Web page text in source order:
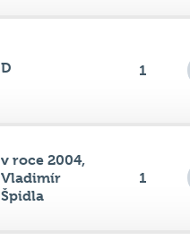
D 1
v roce 2004,
Vladimír
Špidla
1